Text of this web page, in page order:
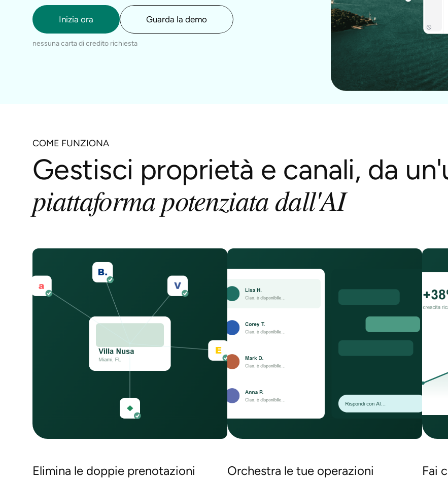
Inizia ora Guarda la demo
nessuna carta di credito richiesta
COME FUNZIONA
Gestisci proprietà e canali, da
piattaforma potenziata dall'AI
Elimina le doppie prenotazioni Orchestra le tue operazioni Fai